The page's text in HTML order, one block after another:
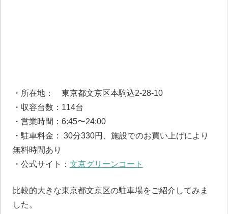
・所在地： 東京都文京区本駒込2-28-10
・収容台数：114台
・営業時間：6:45〜24:00
・駐車料金： 30分330円、施設でのお買い上げにより
無料時間あり
・公式サイト： 文京グリーンコート
比較的大きな東京都文京区の駐車場をご紹介してみま
した。